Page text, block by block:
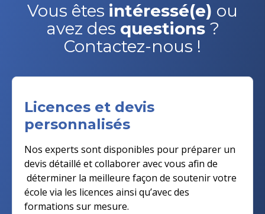
Vous êtes intéressé(e) ou
avez des questions ?
Contactez-nous !
Licences et devis
personnalisés
Nos experts sont disponibles pour préparer un
devis détaillé et collaborer avec vous afin de
déterminer la meilleure façon de soutenir votre
école via les licences ainsi qu’avec des
formations sur mesure.